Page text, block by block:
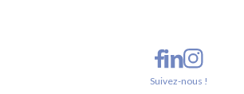
Suivez-nous !